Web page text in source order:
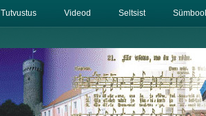
Tutvustus Videod Seltsist